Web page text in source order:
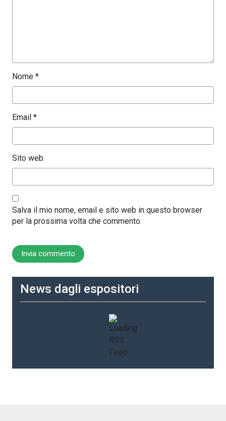
Nome *
Email *
Sito web
Salva il mio nome, email e sito web in questo browser
per la prossima volta che commento.
News dagli espositori